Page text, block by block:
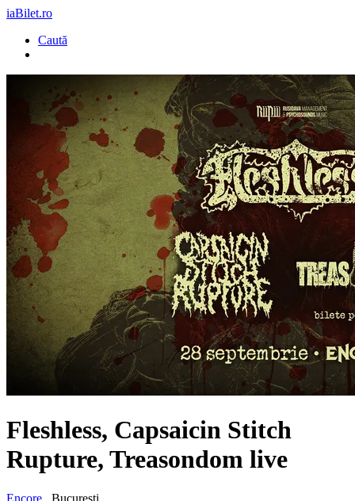
iaBilet.ro
Caută
Fleshless, Capsaicin Stitch
Rupture, Treasondom live
Encore , București